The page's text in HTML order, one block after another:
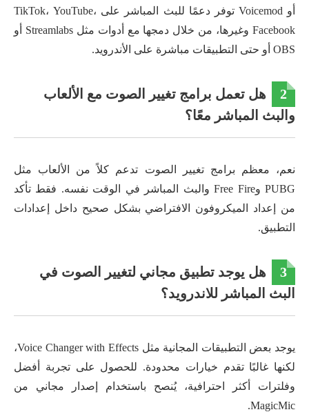
أو Voicemod توفر دعمًا للبث المباشر على TikTok، YouTube،
Facebook وغيرها، من خلال دمجها مع أدوات مثل Streamlabs أو
OBS أو حتى التطبيقات مباشرة على الأندرويد.
2
هل تعمل برامج تغيير الصوت مع الألعاب
والبث المباشر معًا؟
نعم، معظم برامج تغيير الصوت تدعم كلاً من الألعاب مثل
PUBG وFree Fire والبث المباشر في الوقت نفسه. فقط تأكد
من إعداد الميكروفون الافتراضي بشكل صحيح داخل إعدادات
التطبيق.
3
هل يوجد تطبيق مجاني لتغيير الصوت في
البث المباشر للاندرويد؟
يوجد بعض التطبيقات المجانية مثل Voice Changer with Effects،
لكنها غالبًا تقدم خيارات محدودة. للحصول على تجربة أفضل
وفلترات أكثر احترافية، يُنصح باستخدام إصدار مجاني من
MagicMic.